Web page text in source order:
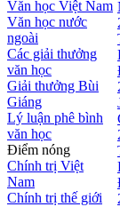
Văn học Việt Nam
Văn học nước
ngoài
Các giải thưởng
văn học
Giải thưởng Bùi
Giáng
Lý luận phê bình
văn học
Điểm nóng
Chính trị Việt
Nam
Chính trị thế giới